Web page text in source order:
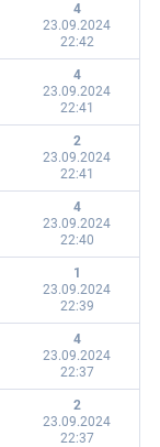
4
23.09.2024
22:42
4
23.09.2024
22:41
2
23.09.2024
22:41
4
23.09.2024
22:40
1
23.09.2024
22:39
4
23.09.2024
22:37
2
23.09.2024
22:37